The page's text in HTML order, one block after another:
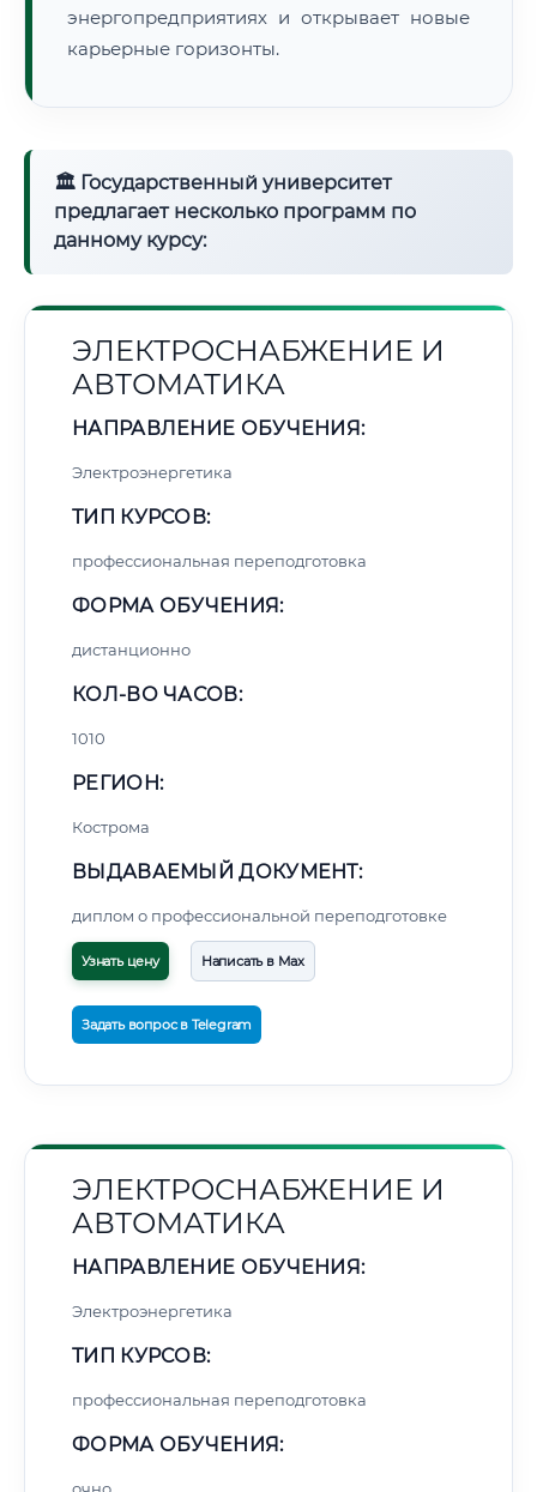
энергопредприятиях и открывает новые
карьерные горизонты.
🏛 Государственный университет
предлагает несколько программ по
данному курсу:
ЭЛЕКТРОСНАБЖЕНИЕ И
АВТОМАТИКА
НАПРАВЛЕНИЕ ОБУЧЕНИЯ:
Электроэнергетика
ТИП КУРСОВ:
профессиональная переподготовка
ФОРМА ОБУЧЕНИЯ:
дистанционно
КОЛ-ВО ЧАСОВ:
1010
РЕГИОН:
Кострома
ВЫДАВАЕМЫЙ ДОКУМЕНТ:
диплом о профессиональной переподготовке
Узнать цену Написать в Max
Задать вопрос в Telegram
ЭЛЕКТРОСНАБЖЕНИЕ И
АВТОМАТИКА
НАПРАВЛЕНИЕ ОБУЧЕНИЯ:
Электроэнергетика
ТИП КУРСОВ:
профессиональная переподготовка
ФОРМА ОБУЧЕНИЯ: